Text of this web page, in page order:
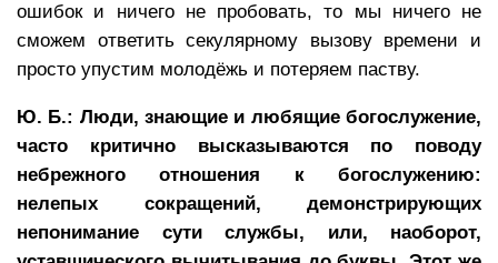
ошибок и ничего не пробовать, то мы ничего не
сможем ответить секулярному вызову времени и
просто упустим молодёжь и потеряем паству.
Ю. Б.: Люди, знающие и любящие богослужение,
часто критично высказываются по поводу
небрежного отношения к богослужению:
нелепых сокращений, демонстрирующих
непонимание сути службы, или, наоборот,